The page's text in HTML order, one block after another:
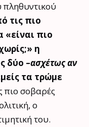
πληθυντικού
τις πιο
«είναι πιο
η
δύο –ασχέτως αν
τα τρώμε
πιο σοβαρές
ο
του.